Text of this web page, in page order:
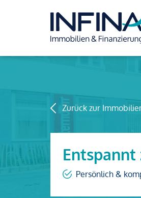
Zurück zur
Persönlich &